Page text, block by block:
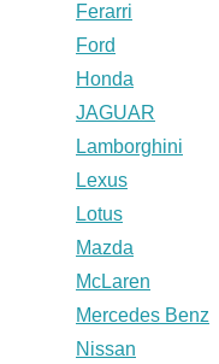
Ferarri
Ford
Honda
JAGUAR
Lamborghini
Lexus
Lotus
Mazda
McLaren
Mercedes Benz
Nissan